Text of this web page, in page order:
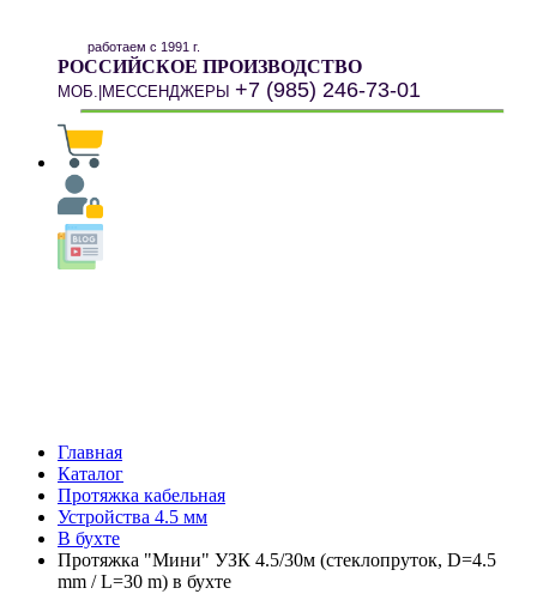
работаем с 1991 г.
РОССИЙСКОЕ ПРОИЗВОДСТВО
МОБ.|МЕССЕНДЖЕРЫ +7 (985) 246-73-01
Главная
Каталог
Протяжка кабельная
Устройства 4.5 мм
В бухте
Протяжка "Мини" УЗК 4.5/30м (стеклопруток, D=4.5
mm / L=30 m) в бухте